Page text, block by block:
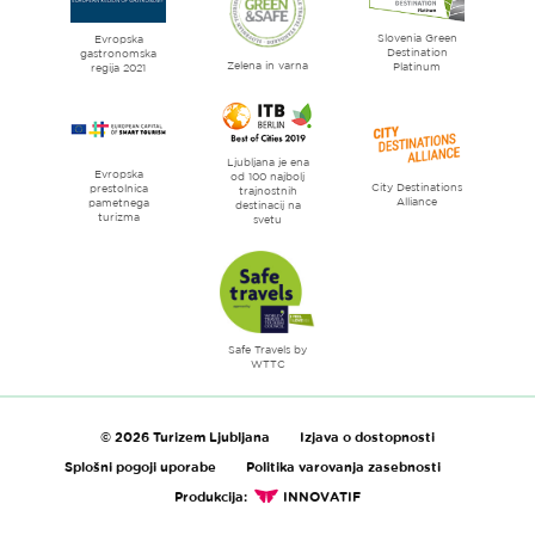
mesto
literature
Evropska
gastronomska
regija 2021
Zelena in varna
Slovenia Green
Destination
Platinum
Evropska
prestolnica
pametnega
turizma
Ljubljana je ena
od 100 najbolj
trajnostnih
destinacij na
svetu
City Destinations
Alliance
Safe Travels by
WTTC
© 2026 Turizem Ljubljana
Izjava o dostopnosti
Splošni pogoji uporabe
Politika varovanja zasebnosti
Produkcija:
INNOVATIF